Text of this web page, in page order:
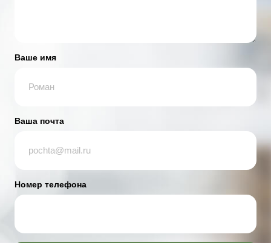
Ваше имя
Ваша почта
Номер телефона